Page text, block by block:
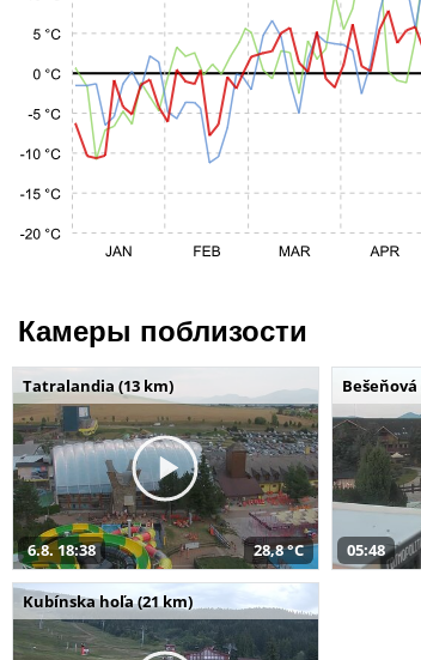
Камеры поблизости
Tatralandia (13 km)
6.8. 18:38 28,8 °C
Bešeňová
05:48
Kubínska hoľa (21 km)